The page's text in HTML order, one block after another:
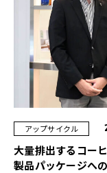
アップサイクル
大量排出するコー
製品パッケージへ